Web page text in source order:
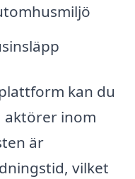
kan du
aktörer inom
är
vilket